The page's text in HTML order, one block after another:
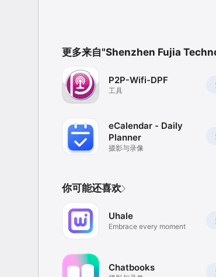
更多来自"Shenzhen Fujia
P2P-Wifi-DPF
工具
eCalendar - Daily
Planner
摄影与录像
你可能还喜欢
Uhale
Embrace every moment
Chatbooks